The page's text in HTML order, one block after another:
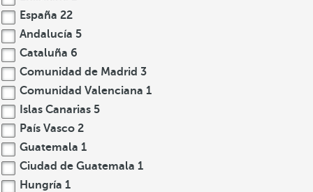
España 22
Andalucía 5
Cataluña 6
Comunidad de Madrid 3
Comunidad Valenciana 1
Islas Canarias 5
País Vasco 2
Guatemala 1
Ciudad de Guatemala 1
Hungría 1